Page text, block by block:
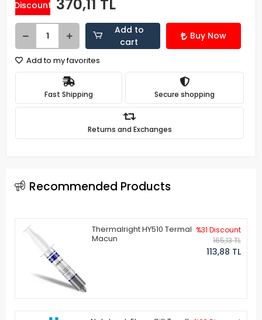
Discount 370,11 TL
Add to
cart
Buy Now
Add to my favorites
Fast Shipping Secure shopping
Returns and Exchanges
Recommended Products
Thermalright HY510 Termal
Macun
%31 Discount
165,13 TL
113,88 TL